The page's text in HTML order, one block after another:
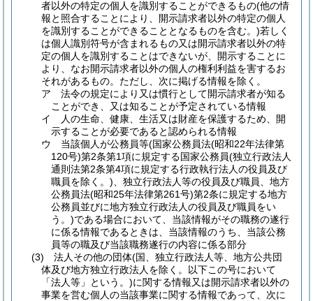
者以外の特定の個人を識別することができるもの(他の情
報と照合することにより、開示請求者以外の特定の個人
を識別することができることとなるものを含む。)若しく
は個人識別符号が含まれるもの又は開示請求者以外の特
定の個人を識別することはできないが、開示することに
より、なお開示請求者以外の個人の権利利益を害するお
それがあるもの。 ただし、次に掲げる情報を除く。
ア
法令の規定により又は慣行として開示請求者が知る
ことができ、又は知ることが予定されている情報
イ
人の生命、健康、生活又は財産を保護するため、開
示することが必要であると認められる情報
ウ
当該個人が公務員等(国家公務員法(昭和22年法律第
120号)第2条第1項に規定する国家公務員(独立行政法人
通則法第2条第4項に規定する行政執行法人の役員及び
職員を除く。) 、独立行政法人等の役員及び職員、地方
公務員法(昭和25年法律第261号)第2条に規定する地方
公務員並びに地方独立行政法人の役員及び職員をい
う。)である場合において、当該情報がその職務の遂行
に係る情報であるときは、当該情報のうち、当該公務
員等の職及び当該職務遂行の内容に係る部分
(3)
法人その他の団体(国、独立行政法人等、地方公共団
体及び地方独立行政法人を除く。以下この号において
「法人等」という。)に関する情報又は開示請求者以外の
事業を営む個人の当該事業に関する情報であって、次に